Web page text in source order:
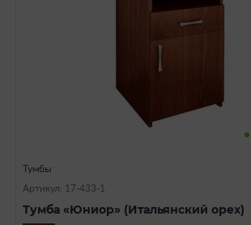
Тумбы
Артикул: 17-433-1
Тумба «Юниор» (Итальянский орех)